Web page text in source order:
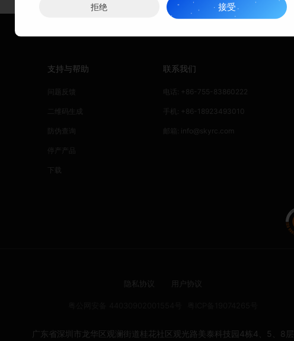
支持与帮助
问题反馈
二维码生成
防伪查询
停产产品
下载
联系我们
电话: +86-755-83860222
手机: +86-18923493010
邮箱: info@skyrc.com
隐私协议 用户协议
广东省深圳市龙华区观澜街道桂花社区观光路美泰科技园4栋4、5、8层
拒绝 接受